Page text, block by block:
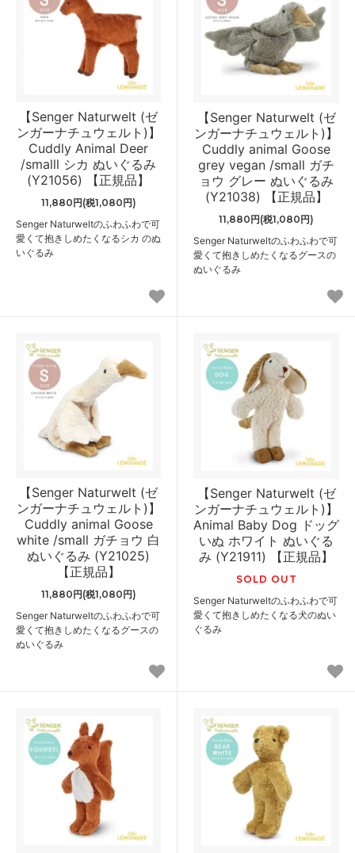
【Senger Naturwelt (ゼ
ンガーナチュウェルト)】
Cuddly Animal Deer
/smalll シカ ぬいぐるみ
(Y21056) 【正規品】
11,880円(税1,080円)
Senger Naturweltのふわふわで可
愛くて抱きしめたくなるシカ のぬ
いぐるみ
【Senger Naturwelt (ゼ
ンガーナチュウェルト)】
Cuddly animal Goose
grey vegan /small ガチ
ョウ グレー ぬいぐるみ
(Y21038) 【正規品】
11,880円(税1,080円)
Senger Naturweltのふわふわで可
愛くて抱きしめたくなるグースの
ぬいぐるみ
【Senger Naturwelt (ゼ
ンガーナチュウェルト)】
Cuddly animal Goose
white /small ガチョウ 白
ぬいぐるみ (Y21025)
【正規品】
11,880円(税1,080円)
Senger Naturweltのふわふわで可
愛くて抱きしめたくなるグースの
ぬいぐるみ
【Senger Naturwelt (ゼ
ンガーナチュウェルト)】
Animal Baby Dog ドッグ
いぬ ホワイト ぬいぐる
み (Y21911) 【正規品】
SOLD OUT
Senger Naturweltのふわふわで可
愛くて抱きしめたくなる犬のぬい
ぐるみ